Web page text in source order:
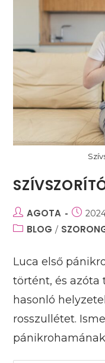
Post
author:
AGOTA
Post
PostBLOG /
Luca első
történt, és
hasonló
rosszullétet.